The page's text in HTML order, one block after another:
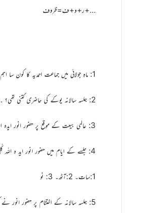
…+ر+و+ف=ظروف
1: ماہِ جولائی میں جماعت احمدیہ کا کون سا اہم پروگرام منعقد ہوا؟ ……. ……. ……. ……. ……. …….
2: جلسہ سالانہ یوکے کی حاضری کتنی تھی؟ …….
3: عالمی بیعت کے موقع پر حضور انور ایدہ اللہ نے کتنی نئی بیعتوں کا اعلان کیا؟ ……. ……. ……. ………
4: جلسے کے ایام میں حضور انور اید ہ اللہ کُل کتنے پروگرامز میں براہِ راست مخاطب ہوئے؟
1:سات۔ 2:آٹھ۔ 3: نو
5: جلسہ سالانہ کے اختتام پر حضور انور نے کس موضوع پر خطاب فرمایا؟ ……. ……. ……. …….